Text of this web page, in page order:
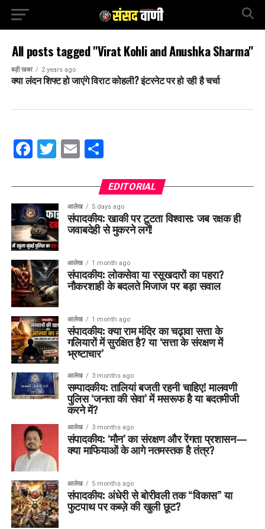
All posts tagged "Virat Kohli and Anushka Sharma"
बड़ी खबर 2 years ago
क्या लंदन शिफ्ट हो जाएंगे विराट कोहली? इंटरनेट पर हो रही है चर्चा
Facebook
Twitter
EmailShare
EDITORIAL
आलेख 5 days ago
संपादकीय: खाकी पर टूटता विश्वास: जब रक्षक ही
जवाबदेही से मुकरने लगें!
आलेख 1 month ago
संपादकीय: लोकसेवा या रसूखदारों का पहरा?
नौकरशाही के बदलते मिजाज पर बड़ा सवाल
आलेख 1 month ago
संपादकीय: क्या राम मंदिर का चढ़ावा सत्ता के
गलियारों में सुरक्षित है? या ‘सत्ता के संरक्षण में
भ्रष्टाचार’
आलेख 3 months ago
सम्पादकीय: तालियां बजती रहनी चाहिए! मालवणी
पुलिस ‘जनता की सेवा’ में मसरूफ है या बदतमीजी
करने में?
आलेख 3 months ago
संपादकीय: ‘मौन’ का संरक्षण और रेंगता प्रशासन—
क्या माफियाओं के आगे नतमस्तक है तंत्र?
आलेख 5 months ago
संपादकीय: अंधेरी से बोरीवली तक “विकास” या
फुटपाथ पर कब्ज़े की खुली छूट?